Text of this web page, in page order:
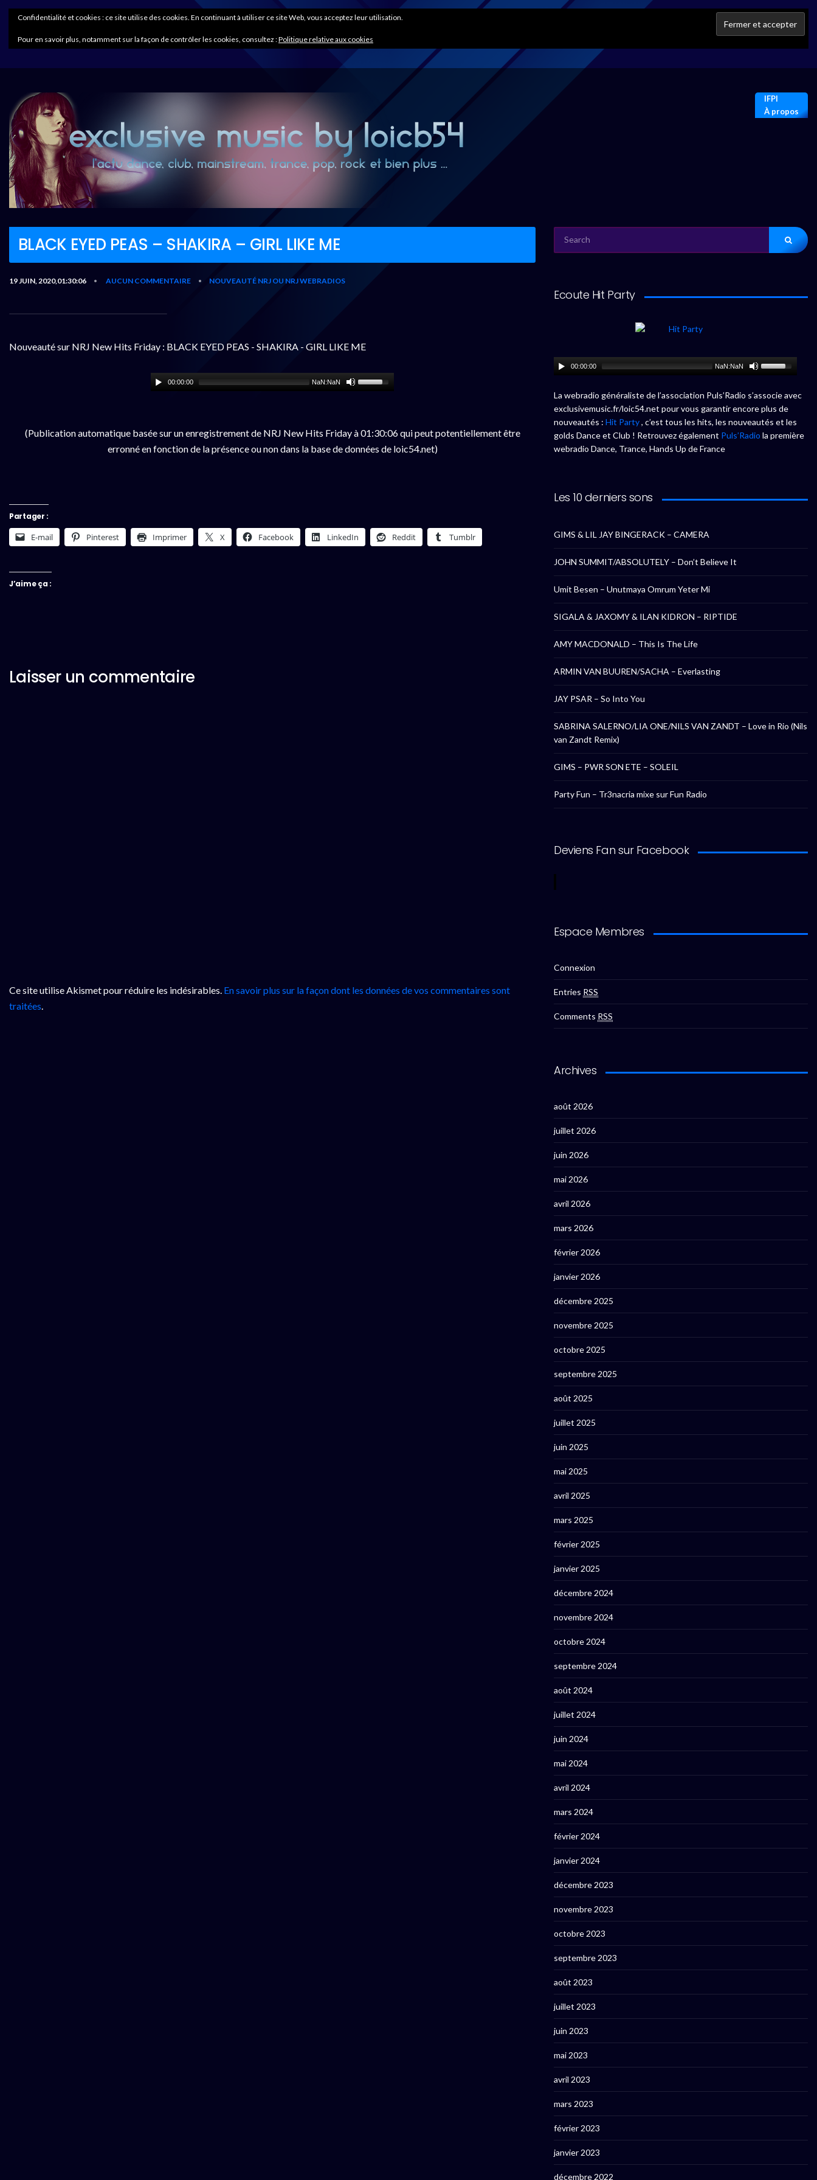
IFPI
À propos
BLACK EYED PEAS – SHAKIRA – GIRL LIKE ME
19 JUIN, 2020,01:30:06 • AUCUN COMMENTAIRE • NOUVEAUTÉ NRJ OU NRJ WEBRADIOS
Nouveauté sur NRJ New Hits Friday : BLACK EYED PEAS - SHAKIRA - GIRL LIKE ME
00:00:00 NaN:NaN
(Publication automatique basée sur un enregistrement de NRJ New Hits Friday à 01:30:06 qui peut potentiellement être
erronné en fonction de la présence ou non dans la base de données de loic54.net)
Partager :
E-mail Pinterest Imprimer X Facebook LinkedIn Reddit Tumblr
J’aime ça :
Laisser un commentaire
Ce site utilise Akismet pour réduire les indésirables. En savoir plus sur la façon dont les données de vos commentaires sont
traitées.
FOR:
Ecoute Hit Party
00:00:00 NaN:NaN
La webradio généraliste de l’association Puls’Radio s’associe avec
exclusivemusic.fr/loic54.net pour vous garantir encore plus de
nouveautés : Hit Party, c’est tous les hits, les nouveautés et les
golds Dance et Club ! Retrouvez également Puls’Radio la première
webradio Dance, Trance, Hands Up de France
Les 10 derniers sons
GIMS & LIL JAY BINGERACK – CAMERA
JOHN SUMMIT/ABSOLUTELY – Don’t Believe It
Umit Besen – Unutmaya Omrum Yeter Mi
SIGALA & JAXOMY & ILAN KIDRON – RIPTIDE
AMY MACDONALD – This Is The Life
ARMIN VAN BUUREN/SACHA – Everlasting
JAY PSAR – So Into You
SABRINA SALERNO/LIA ONE/NILS VAN ZANDT – Love in Rio (Nils
van Zandt Remix)
GIMS – PWR SON ETE – SOLEIL
Party Fun – Tr3nacria mixe sur Fun Radio
Deviens Fan sur Facebook
Espace Membres
Connexion
Entries RSS
Comments RSS
Archives
août 2026
juillet 2026
juin 2026
mai 2026
avril 2026
mars 2026
février 2026
janvier 2026
décembre 2025
novembre 2025
octobre 2025
septembre 2025
août 2025
juillet 2025
juin 2025
mai 2025
avril 2025
mars 2025
février 2025
janvier 2025
décembre 2024
novembre 2024
octobre 2024
septembre 2024
août 2024
juillet 2024
juin 2024
mai 2024
avril 2024
mars 2024
février 2024
janvier 2024
décembre 2023
novembre 2023
octobre 2023
septembre 2023
août 2023
juillet 2023
juin 2023
mai 2023
avril 2023
mars 2023
février 2023
janvier 2023
décembre 2022
Confidentialité et cookies : ce site utilise des cookies. En continuant à utiliser ce site Web, vous acceptez leur utilisation.
Pour en savoir plus, notamment sur la façon de contrôler les cookies, consultez :Politique relative aux cookies